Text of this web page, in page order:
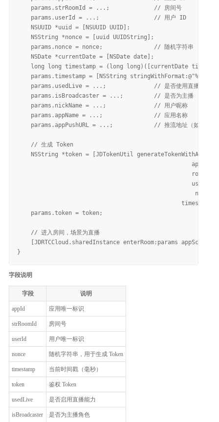
    params.strRoomId = ...;             // 房间号
    params.userId = ...;                // 用户 ID
    NSUUID *uuid = [NSUUID UUID];
    NSString *nonce = [uuid UUIDString];
    params.nonce = nonce;               // 随机字符串
    NSDate *currentDate = [NSDate date];
long long timestamp = (long long)([currentDate
params.timestamp = [NSString stringWithFormat:@"%lld",
    params.usedLive = ...;              // 是否使用直播能力
    params.isBroadcaster = ...;         // 是否为主播
    params.nickName = ...;              // 用户昵称
    params.appName = ...;               // 应用名称
    params.appPushURL = ...;            // 推流地址（如适用）
    // 生成 Token
NSString *token = [JDTokenUtil
    params.token = token;
    // 进入房间，场景为直播
[JDRTCCloud.sharedInstance enterRoom:params
字段说明
字段 说明
appId 应用唯一标识
strRoomId 房间号
userId 用户唯一标识
nonce 随机字符串，用于生成 Token
timestamp 当前时间戳（毫秒）
token 鉴权 Token
usedLive 是否启用直播能力
isBroadcaster 是否为主播角色